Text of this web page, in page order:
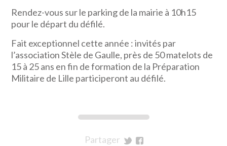
Rendez-vous sur le parking de la mairie à 10h15
pour le départ du défilé.
Fait exceptionnel cette année : invités par
l’association Stèle de Gaulle, près de 50 matelots de
15 à 25 ans en fin de formation de la Préparation
Militaire de Lille participeront au défilé.
Partager